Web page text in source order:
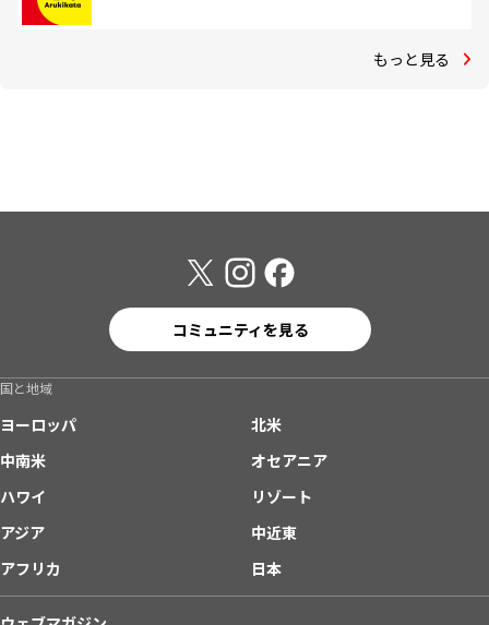
もっと見る
コミュニティを見る
国と地域
ヨーロッパ
北米
中南米
オセアニア
ハワイ
リゾート
アジア
中近東
アフリカ
日本